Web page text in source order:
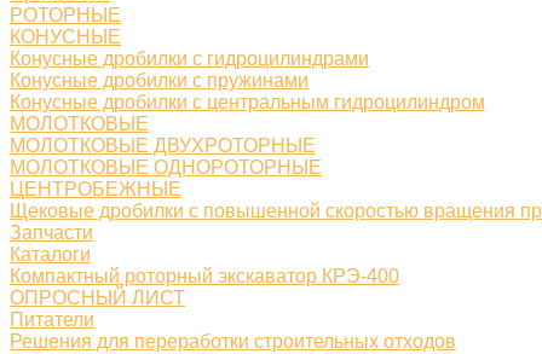
РОТОРНЫЕ
КОНУСНЫЕ
Конусные дробилки с гидроцилиндрами
Конусные дробилки с пружинами
Конусные дробилки с центральным гидроцилиндром
МОЛОТКОВЫЕ
МОЛОТКОВЫЕ ДВУХРОТОРНЫЕ
МОЛОТКОВЫЕ ОДНОРОТОРНЫЕ
ЦЕНТРОБЕЖНЫЕ
Щековые дробилки с повышенной скоростью вращения
Запчасти
Каталоги
Компактный роторный экскаватор КРЭ-400
ОПРОСНЫЙ ЛИСТ
Питатели
Решения для переработки строительных отходов